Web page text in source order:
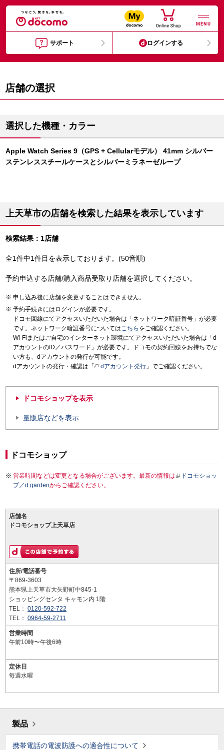
MENU
サポート ログインする
店舗の選択
選択した機種・カラー
Apple Watch Series 9（GPS + Cellularモデル） 41mm シルバー
ステンレススチールケースとシルバーミラネーゼループ
上天草市の店舗を検索した結果を表示しています
検索結果：1店舗
全1件中1件目を表示しております。(50音順)
予約申込する店舗/購入商品受取り店舗を選択してください。
申し込み後に店舗を変更することはできません。
予約手続きにはログインが必要です。
ドコモ回線にてアクセスいただいた場合は「ネットワーク暗証番号」が必要
です。ネットワーク暗証番号についてはこちら をご確認ください。
Wi-Fiまたはご自宅のインターネット環境にてアクセスいただいた場合は「d
アカウントのID／パスワード」が必要です。ドコモの契約回線をお持ちでな
い方も、dアカウントの発行が可能です。
dアカウントの発行・確認は「
dアカウント発行 」でご確認ください。
ドコモショップを表示
量販店などを表示
ドコモショップ
営業時間などは変更となる場合がございます。最新の情報は
ドコモショッ
プ／d gardenからご確認ください。
店舗名
ドコモショップ上天草店
住所/電話番号
〒869-3603
熊本県上天草市大矢野町中845-1
ショッピングセンタ キャモン内 1階
TEL： 0120-592-722
TEL： 0964-59-2711
営業時間
午前10時〜午後6時
定休日
毎週水曜
製品
携帯電話の電波防護への適合性について